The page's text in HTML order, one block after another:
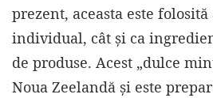
prezent, aceasta este
individual, cât și ca
de produse. Acest „dulce
Noua Zeelandă și este